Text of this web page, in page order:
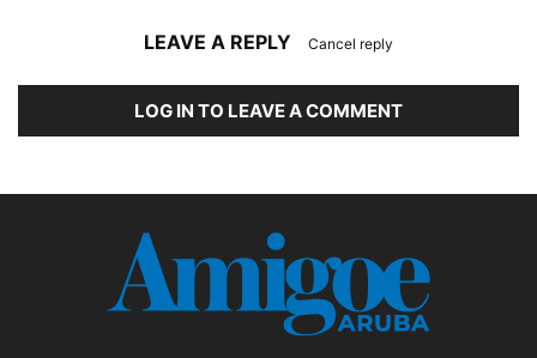
LEAVE A REPLY Cancel reply
LOG IN TO LEAVE A COMMENT